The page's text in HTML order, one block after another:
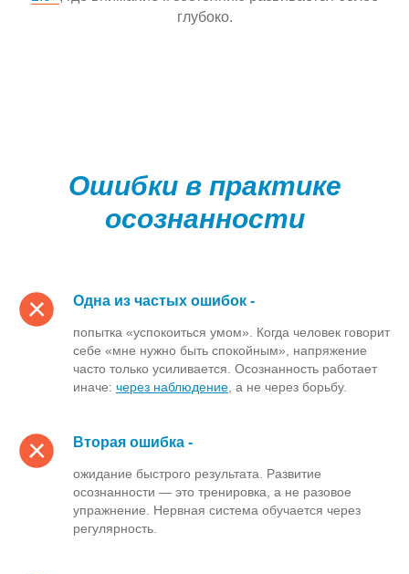
глубоко.
Ошибки в практике
осознанности
Одна из частых ошибок -
попытка «успокоиться умом». Когда человек говорит
себе «мне нужно быть спокойным», напряжение
часто только усиливается. Осознанность работает
иначе: через наблюдение , а не через борьбу.
Вторая ошибка -
ожидание быстрого результата. Развитие
осознанности — это тренировка, а не разовое
упражнение. Нервная система обучается через
регулярность.